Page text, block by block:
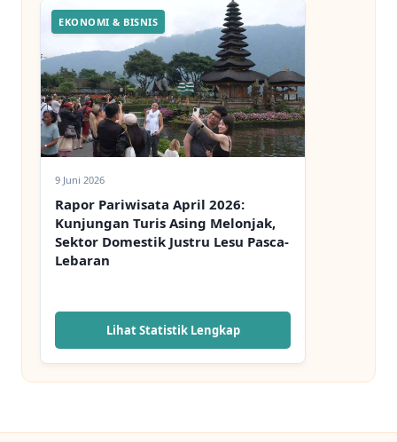
EKONOMI & BISNIS
9 Juni 2026
Rapor Pariwisata April 2026:
Kunjungan Turis Asing Melonjak,
Sektor Domestik Justru Lesu Pasca-
Lebaran
Lihat Statistik Lengkap